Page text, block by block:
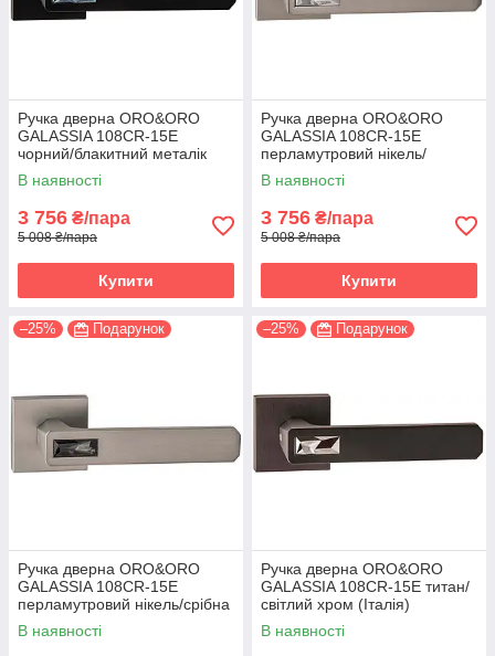
Ручка дверна ORO&ORO
GALASSIA 108СR-15E
чорний/блакитний металік
(Італія)
В наявності
3 756 ₴/пара
5 008 ₴/пара
Купити
Ручка дверна ORO&ORO
GALASSIA 108СR-15E
перламутровий нікель/
світлий хром (Італія)
В наявності
3 756 ₴/пара
5 008 ₴/пара
Купити
–25% Подарунок
Ручка дверна ORO&ORO
GALASSIA 108СR-15E
перламутровий нікель/срібна
ніч (Італія)
В наявності
–25% Подарунок
Ручка дверна ORO&ORO
GALASSIA 108СR-15E титан/
світлий хром (Італія)
В наявності